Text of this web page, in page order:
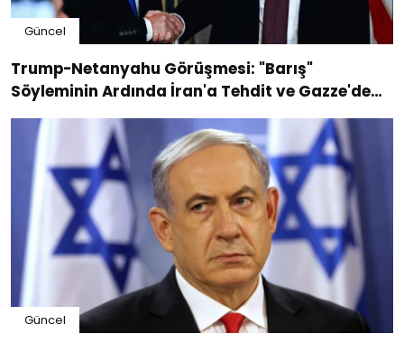
Güncel
Trump-Netanyahu Görüşmesi: "Barış"
Söyleminin Ardında İran'a Tehdit ve Gazze'de
Sessizlik
Güncel